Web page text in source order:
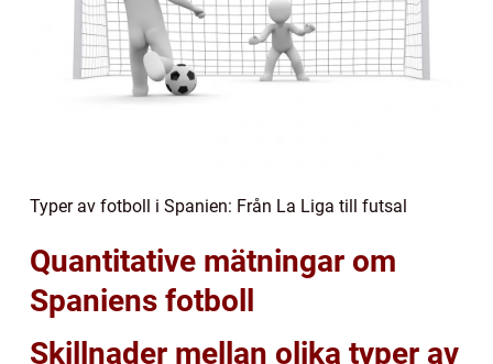
Typer av fotboll i Spanien: Från La Liga till futsal
Quantitative mätningar om
Spaniens fotboll
Skillnader mellan olika typer av